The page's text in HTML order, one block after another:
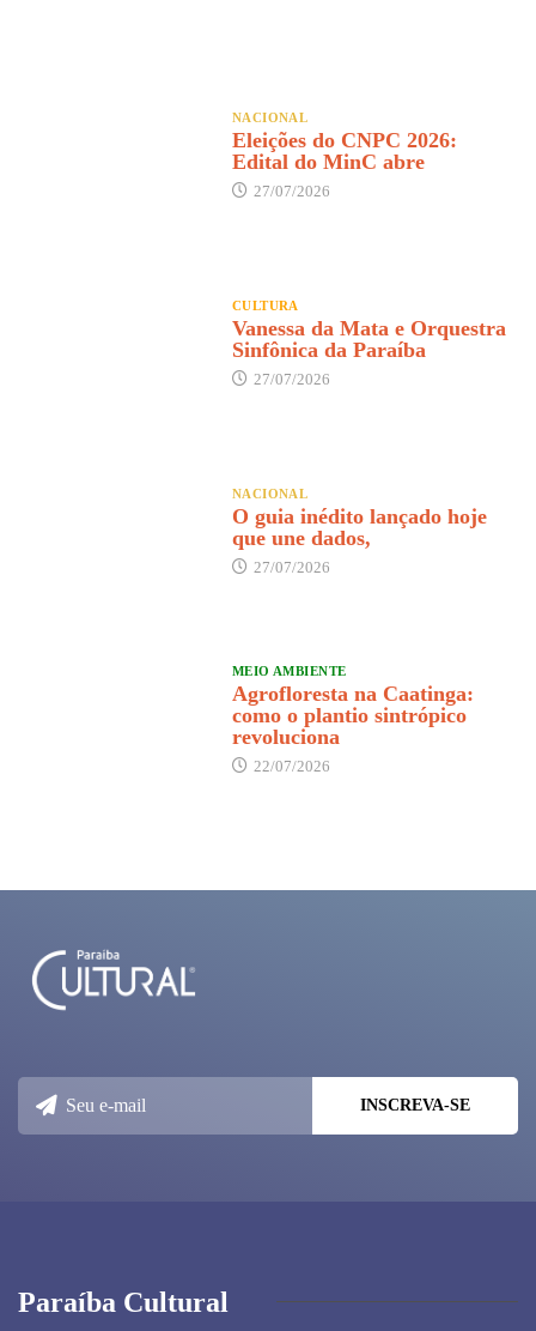
NACIONAL
Eleições do CNPC 2026:
Edital do MinC abre
27/07/2026
CULTURA
Vanessa da Mata e Orquestra
Sinfônica da Paraíba
27/07/2026
NACIONAL
O guia inédito lançado hoje
que une dados,
27/07/2026
MEIO AMBIENTE
Agrofloresta na Caatinga:
como o plantio sintrópico
revoluciona
22/07/2026
Paraíba Cultural